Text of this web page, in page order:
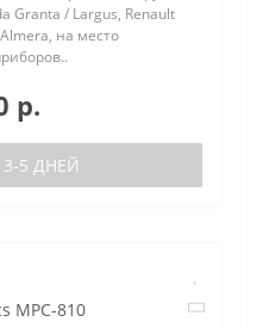
Granta / Largus, Renault
на место
р.
5 ДНЕЙ